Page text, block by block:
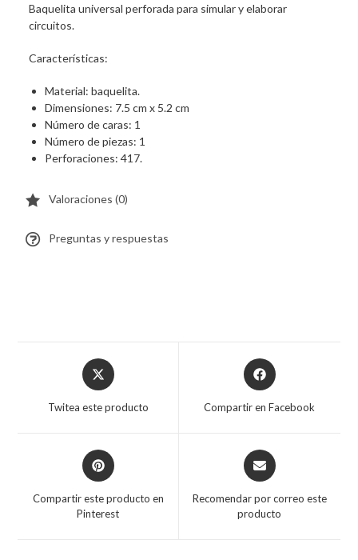
Baquelita universal perforada para simular y elaborar
circuitos.
Características:
Material: baquelita.
Dimensiones: 7.5 cm x 5.2 cm
Número de caras: 1
Número de piezas: 1
Perforaciones: 417.
Valoraciones (0)
Preguntas y respuestas
Twitea este producto Compartir en Facebook
Compartir este producto en
Pinterest
Recomendar por correo este
producto